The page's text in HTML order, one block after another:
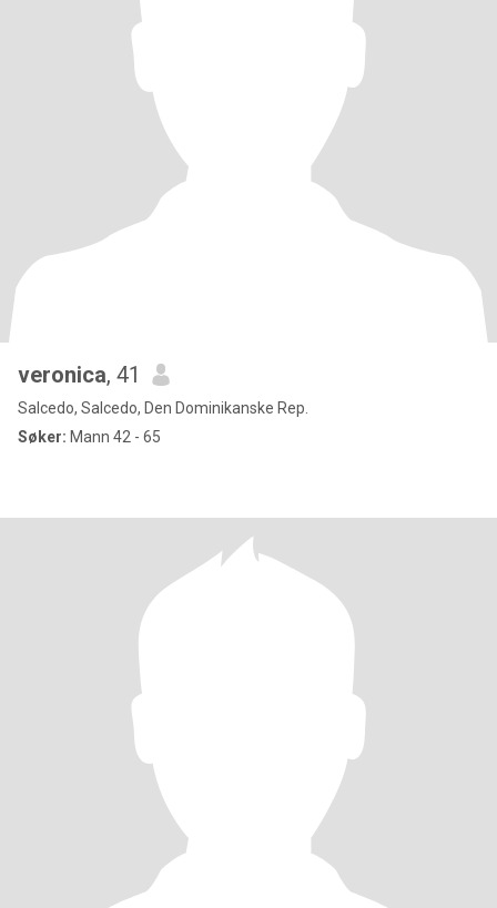
veronica, 41
Salcedo, Salcedo, Den Dominikanske Rep.
Søker: Mann 42 - 65